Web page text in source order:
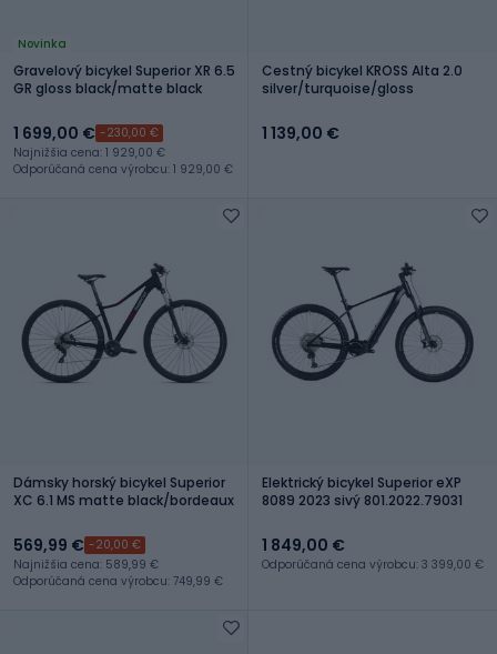
Novinka
Gravelový bicykel Superior XR 6.5
GR gloss black/matte black
1 699,00 € -230,00 €
Najnižšia cena: 1 929,00 €
Odporúčaná cena výrobcu: 1 929,00 €
Cestný bicykel KROSS Alta 2.0
silver/turquoise/gloss
1 139,00 €
Dámsky horský bicykel Superior
XC 6.1 MS matte black/bordeaux
569,99 € -20,00 €
Najnižšia cena: 589,99 €
Odporúčaná cena výrobcu: 749,99 €
Elektrický bicykel Superior eXP
8089 2023 sivý 801.2022.79031
1 849,00 €
Odporúčaná cena výrobcu: 3 399,00 €